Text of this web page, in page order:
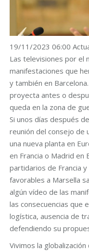
19/11/2023 06:00
Las televisiones por el
manifestaciones que
y también en
proyecta antes o
queda en la zona de
Si unos días después
reunión del consejo de
una nueva planta en
en Francia o Madrid en
partidarios de Francia
favorables a Marsella
algún vídeo de las
las consecuencias que
logística, ausencia de
defendiendo su
Vivimos la